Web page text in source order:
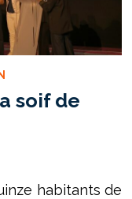
soif de
habitants de